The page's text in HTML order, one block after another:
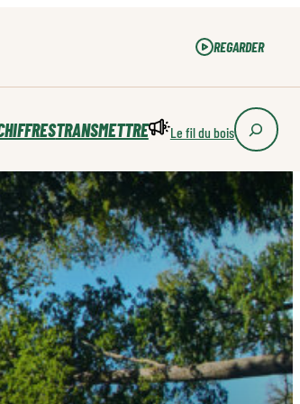
REGARDER
REGARDER
TRANSMETTRE Le fil du bois